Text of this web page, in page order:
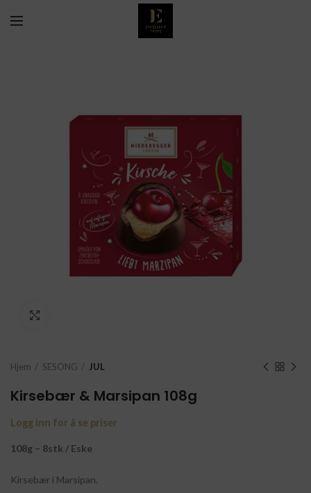
Hjem SESONG JUL
Kirsebær & Marsipan 108g
Logg inn for å se priser
108g – 8stk / Eske
Kirsebær i Marsipan.